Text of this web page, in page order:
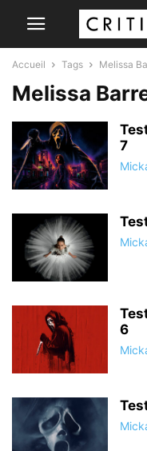
Accueil Tags Melissa
Melissa
7
6